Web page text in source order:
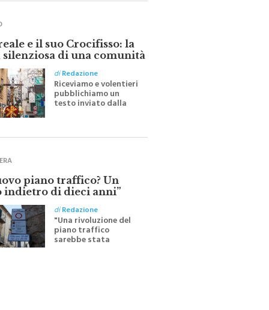
e il suo Crocifisso: la
di una comunità
diRedazione
Riceviamo e volentieri
pubblichiamo un
testo inviato dalla
scrittrice monrealese
Festa del Santissimo
piano traffico? Un
indietro di dieci anni”
diRedazione
"Una rivoluzione del
piano traffico
sarebbe stata
efficace se preceduta